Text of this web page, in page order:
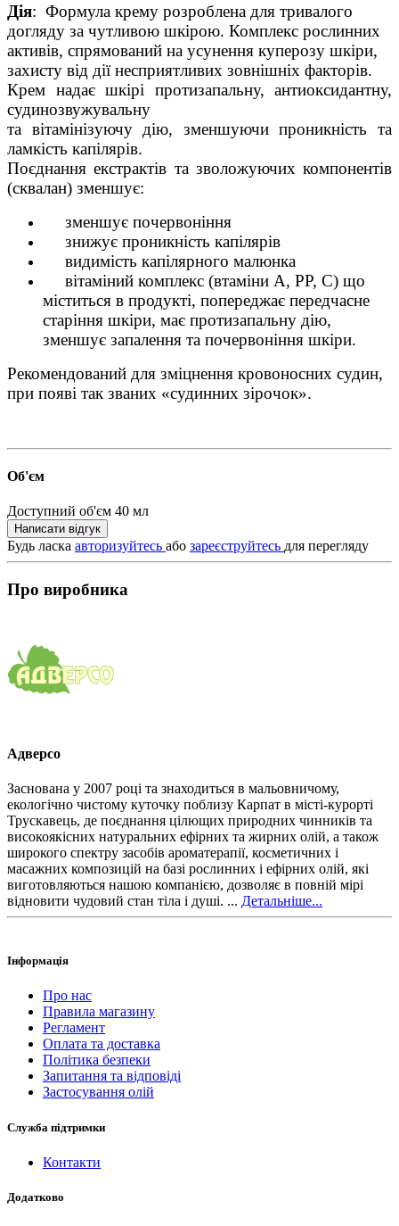
Дія: Формула крему розроблена для тривалого
догляду за чутливою шкірою. Комплекс рослинних
активів, спрямований на усунення куперозу шкіри,
захисту від дії несприятливих зовнішніх факторів.
Крем надає шкірі протизапальну, антиоксидантну,
судинозвужувальну
та вітамінізуючудію, зменшуючи проникність та
ламкість капілярів.
Поєднання екстрактів та зволожуючих компонентів
(сквалан) зменшує:
зменшує почервоніння
знижує проникність капілярів
видимість капілярного малюнка
вітаміний комплекс (втаміни А, РР, С) що
міститься в продукті, попереджає передчасне
старіння шкіри, має протизапальну дію,
зменшує запалення та почервоніння шкіри.
Рекомендований для зміцнення кровоносних судин,
при появі так званих «судинних зірочок».
Об'єм
Доступний об'єм 40 мл
Написати відгук
Будь ласка авторизуйтесь або зареєструйтесь для перегляду
Про виробника
Адверсо
Заснована у 2007 році та знаходиться в мальовничому,
екологічно чистому куточку поблизу Карпат в місті-курорті
Трускавець, де поєднання цілющих природних чинників та
високоякісних натуральних ефірних та жирних олій, а також
широкого спектру засобів ароматерапії, косметичних і
масажних композицій на базі рослинних і ефірних олій, які
виготовляються нашою компанією, дозволяє в повній мірі
відновити чудовий стан тіла і душі. ... Детальніше...
Інформація
Про нас
Правила магазину
Регламент
Оплата та доставка
Політика безпеки
Запитання та відповіді
Застосування олій
Служба підтримки
Контакти
Додатково